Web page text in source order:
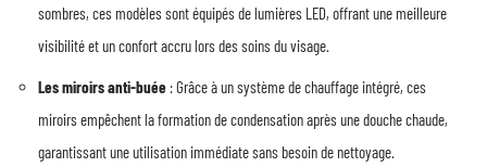
sombres, ces modèles sont équipés de lumières LED, offrant une meilleure
visibilité et un confort accru lors des soins du visage.
Les miroirs anti-buée : Grâce à un système de chauffage intégré, ces
miroirs empêchent la formation de condensation après une douche chaude,
garantissant une utilisation immédiate sans besoin de nettoyage.